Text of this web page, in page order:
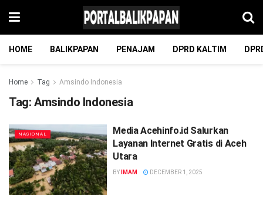
HOME BALIKPAPAN PENAJAM DPRD KALTIM
Home Tag Amsindo Indonesia
Tag: Amsindo Indonesia
NASIONAL
Media Acehinfo.id Salurkan
Layanan Internet Gratis di Aceh
Utara
BY IMAM DECEMBER 1, 2025